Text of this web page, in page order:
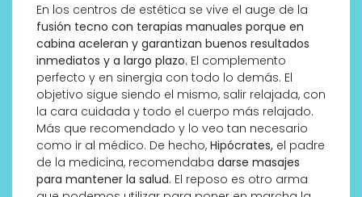
En los centros de estética se vive el auge de la
fusión tecno con terapias manuales porque en
cabina aceleran y garantizan buenos resultados
inmediatos y a largo plazo. El complemento
perfecto y en sinergia con todo lo demás. El
objetivo sigue siendo el mismo, salir relajada, con
la cara cuidada y todo el cuerpo más relajado.
Más que recomendado y lo veo tan necesario
como ir al médico. De hecho, Hipócrates, el padre
de la medicina, recomendaba darse masajes
para mantener la salud. El reposo es otro arma